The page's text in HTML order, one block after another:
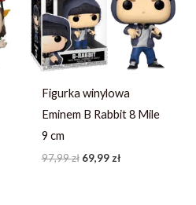
Figurka winylowa
Eminem B Rabbit 8 Mile
9 cm
97,99zł
97,99 zł.
69,99zł
69,99 zł.